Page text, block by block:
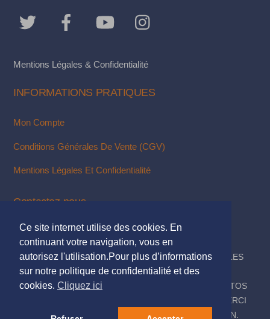
Mentions Légales & Confidentialité
INFORMATIONS PRATIQUES
Mon Compte
Conditions Générales De Vente (CGV)
Mentions Légales Et Confidentialité
Contactez-nous
Via Notre Formulaire De Contact
© 2018. TOUS DROITS RÉSERVÉS - MENTIONS LÉGALES
DESIGN & INTÉGRATION :KUBBICOM
© SAUF MENTIONS CONTRAIRES LES TEXTES & PHOTOS
PRÉSENTÉS SUR CE SITE NOUS APPARTIENNENT, MERCI
DE NE PAS LES UTILISER SANS NOTRE AUTORISATION.
Ce site internet utilise des cookies. En
continuant votre navigation, vous en
autorisez l'utilisation.Pour plus d’informations
sur notre politique de confidentialité et des
cookies. Cliquez ici